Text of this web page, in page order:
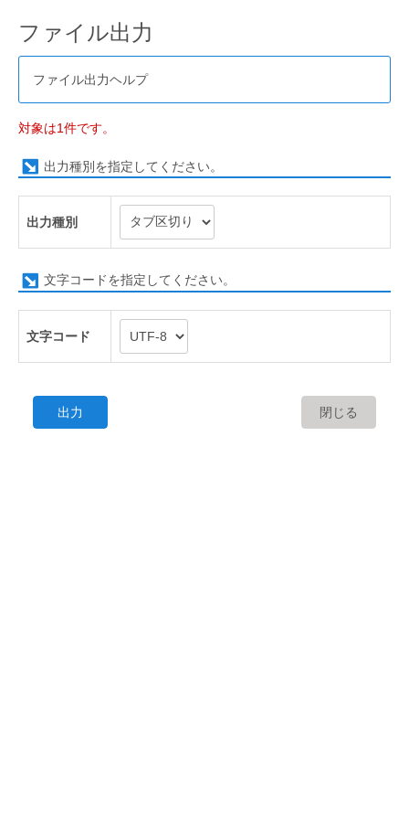
ファイル出力
ファイル出力ヘルプ
対象は1件です。
出力種別を指定してください。
出力種別
文字コードを指定してください。
文字コード